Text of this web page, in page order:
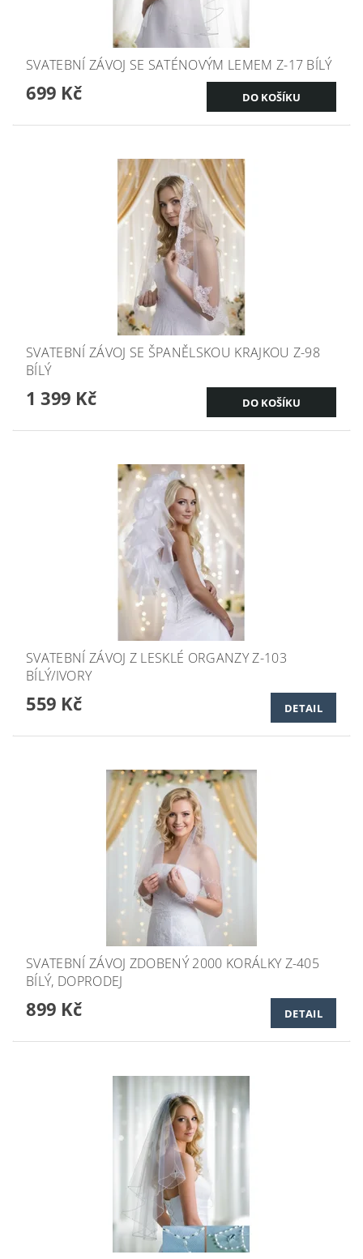
SVATEBNÍ ZÁVOJ SE SATÉNOVÝM LEMEM Z-17 BÍLÝ
699 Kč
SVATEBNÍ ZÁVOJ SE ŠPANĚLSKOU KRAJKOU Z-98
BÍLÝ
1 399 Kč
SVATEBNÍ ZÁVOJ Z LESKLÉ ORGANZY Z-103
BÍLÝ/IVORY
559 Kč DETAIL
SVATEBNÍ ZÁVOJ ZDOBENÝ 2000 KORÁLKY Z-405
BÍLÝ, DOPRODEJ
899 Kč DETAIL